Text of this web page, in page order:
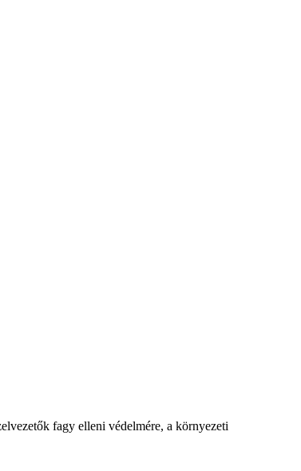
fagy elleni védelmére, a környezeti